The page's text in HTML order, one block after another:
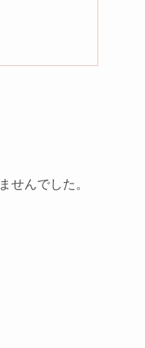
せんでした。